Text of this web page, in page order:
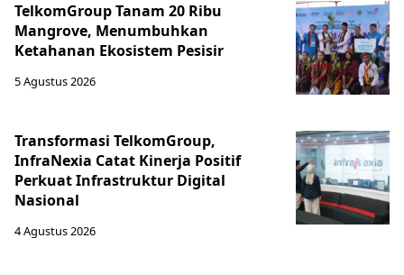
TelkomGroup Tanam 20 Ribu
Mangrove, Menumbuhkan
Ketahanan Ekosistem Pesisir
5 Agustus 2026
Transformasi TelkomGroup,
InfraNexia Catat Kinerja Positif
Perkuat Infrastruktur Digital
Nasional
4 Agustus 2026